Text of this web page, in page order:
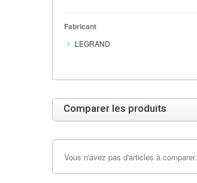
Fabricant
LEGRAND
Comparer les produits
Vous n'avez pas d'articles à comparer.